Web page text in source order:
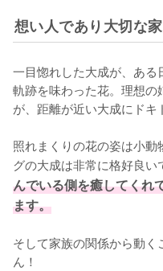
想い人であり大切な家
一目惚れした大成が、あ
軌跡を味わった花。理想
が、距離が近い大成にドキ
照れまくりの花の姿は小
グの大成は非常に格好良い
んでいる側を癒してくれ
ます。
そして家族の関係から動
ん！